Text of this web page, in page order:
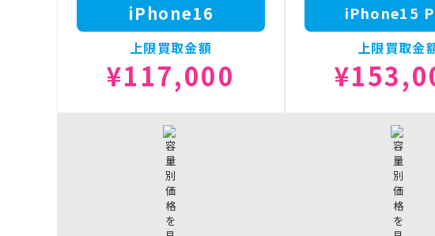
iPhone16
上限買取金額
¥117,000
iPhone15
上限買取金